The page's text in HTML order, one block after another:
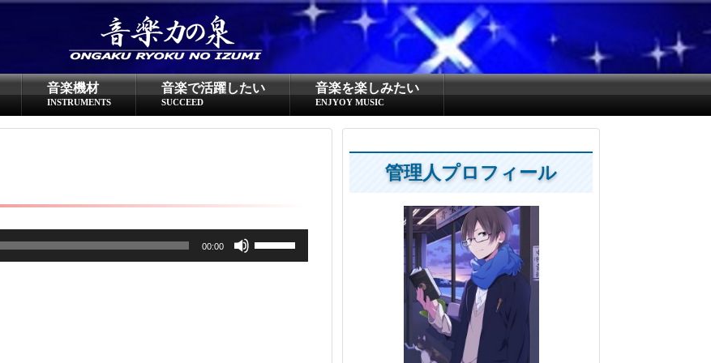
音楽機材
INSTRUMENTS
音楽で活躍したい
SUCCEED
音楽を楽しみたい
ENJYOY MUSIC
00:00
ボ
リ
管理人プロフィール
超役立つ知識／雑学
knowledge
クラシックを10倍楽しむ方法
音のしくみ
名作を分析する